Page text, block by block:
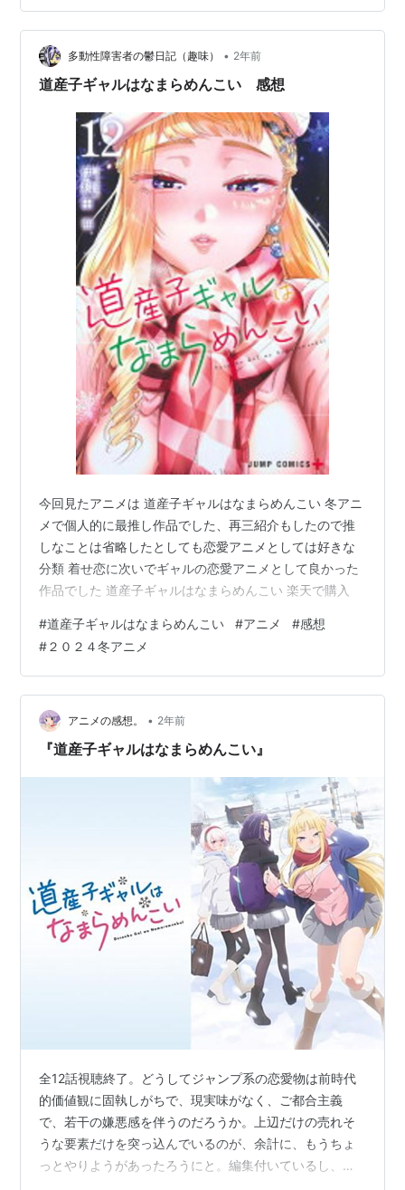
マット+ アクリルスマホスタンド) [ (アニメーション) ]
楽天で購入 こちらからも探してみよう こちらの記事が気
に入ったらはてなIDで読者になろう ランキング参加中は
てなブログ同…
多動性障害者の鬱日記（趣味） • 2年前
道産子ギャルはなまらめんこい 感想
今回見たアニメは 道産子ギャルはなまらめんこい 冬アニ
メで個人的に最推し作品でした、再三紹介もしたので推
しなことは省略したとしても恋愛アニメとしては好きな
分類 着せ恋に次いでギャルの恋愛アニメとして良かった
作品でした 道産子ギャルはなまらめんこい 楽天で購入
#道産子ギャルはなまらめんこい #アニメ #感想
#２０２４冬アニメ
アニメの感想。 • 2年前
『道産子ギャルはなまらめんこい』
全12話視聴終了。どうしてジャンプ系の恋愛物は前時代
的価値観に固執しがちで、現実味がなく、ご都合主義
で、若干の嫌悪感を伴うのだろうか。上辺だけの売れそ
うな要素だけを突っ込んでいるのが、余計に、もうちょ
っとやりようがあったろうにと。編集付いているし、ア